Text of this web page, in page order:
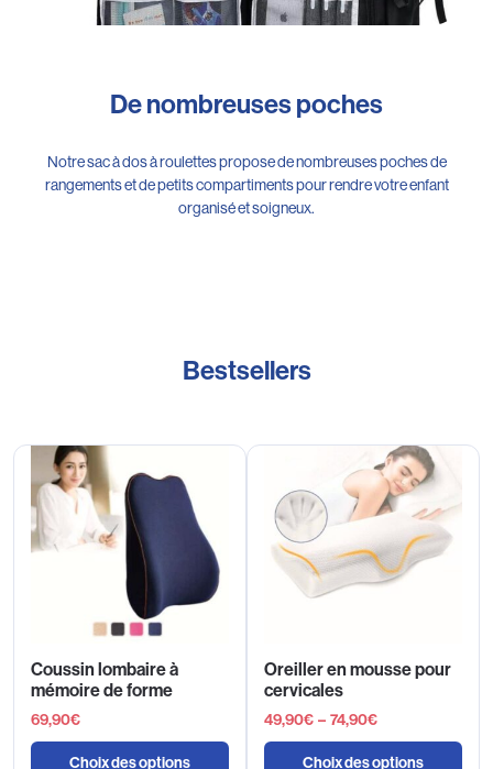
De nombreuses poches
Notre sac à dos à roulettes propose de nombreuses poches de
rangements et de petits compartiments pour rendre votre enfant
organisé et soigneux.
Bestsellers
Coussin lombaire à
mémoire de forme
69,90€
Choix des options
Oreiller en mousse pour
cervicales
49,90€ – 74,90€
Choix des options